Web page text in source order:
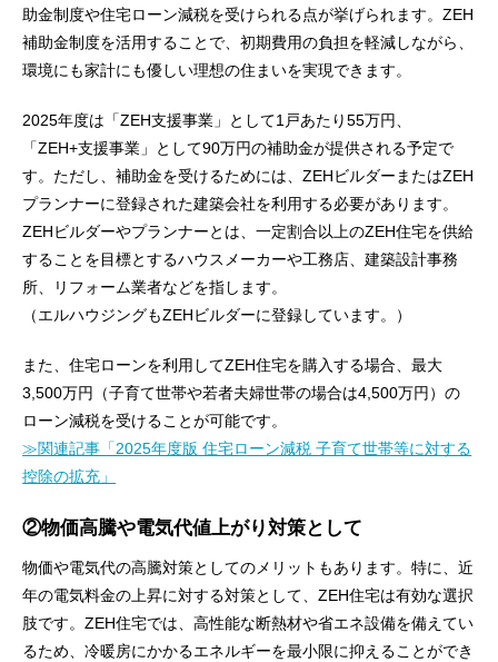
助金制度や住宅ローン減税を受けられる点が挙げられます。ZEH
補助金制度を活用することで、初期費用の負担を軽減しながら、
環境にも家計にも優しい理想の住まいを実現できます。
2025年度は「ZEH支援事業」として1戸あたり55万円、
「ZEH+支援事業」として90万円の補助金が提供される予定で
す。ただし、補助金を受けるためには、ZEHビルダーまたはZEH
プランナーに登録された建築会社を利用する必要があります。
ZEHビルダーやプランナーとは、一定割合以上のZEH住宅を供給
することを目標とするハウスメーカーや工務店、建築設計事務
所、リフォーム業者などを指します。
（エルハウジングもZEHビルダーに登録しています。）
また、住宅ローンを利用してZEH住宅を購入する場合、最大
3,500万円（子育て世帯や若者夫婦世帯の場合は4,500万円）の
ローン減税を受けることが可能です。
≫関連記事「2025年度版 住宅ローン減税 子育て世帯等に対する
控除の拡充」
②物価高騰や電気代値上がり対策として
物価や電気代の高騰対策としてのメリットもあります。特に、近
年の電気料金の上昇に対する対策として、ZEH住宅は有効な選択
肢です。ZEH住宅では、高性能な断熱材や省エネ設備を備えてい
るため、冷暖房にかかるエネルギーを最小限に抑えることができ